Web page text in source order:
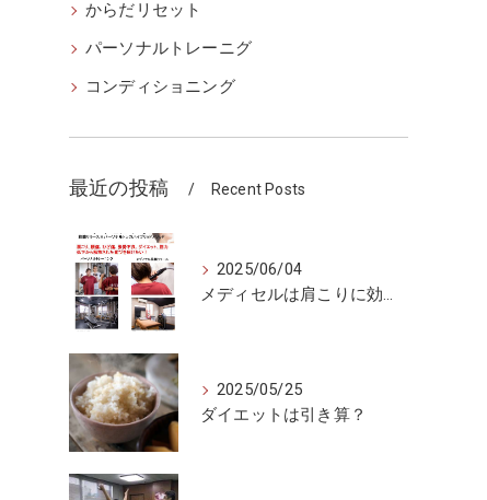
からだリセット
パーソナルトレーニグ
コンディショニング
最近の投稿 Recent Posts
2025/06/04
メディセルは肩こりに効くのか
2025/05/25
ダイエットは引き算？